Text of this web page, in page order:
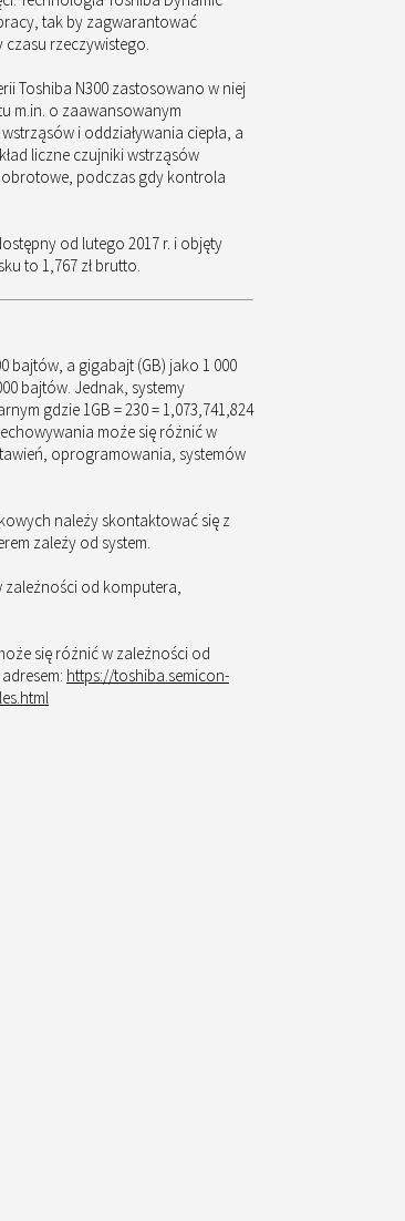
tak by zagwarantować
rzeczywistego.
Toshiba N300 zastosowano w niej
m.in. o zaawansowanym
i oddziaływania ciepła, a
liczne czujniki wstrząsów
podczas gdy kontrola
od lutego 2017 r. i objęty
to 1,767 zł brutto.
bajtów, a gigabajt (GB) jako 1 000
bajtów. Jednak, systemy
gdzie 1GB = 230 = 1,073,741,824
może się różnić w
oprogramowania, systemów
należy skontaktować się z
zależy od system.
od komputera,
się różnić w zależności od
https://toshiba.semicon-